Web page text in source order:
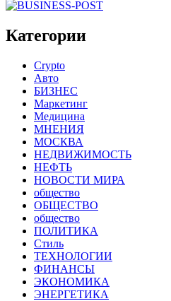
Категории
Crypto
Авто
БИЗНЕС
Маркетинг
Медицина
МНЕНИЯ
МОСКВА
НЕДВИЖИМОСТЬ
НЕФТЬ
НОВОСТИ МИРА
общество
ОБЩЕСТВО
общество
ПОЛИТИКА
Стиль
ТЕХНОЛОГИИ
ФИНАНСЫ
ЭКОНОМИКА
ЭНЕРГЕТИКА